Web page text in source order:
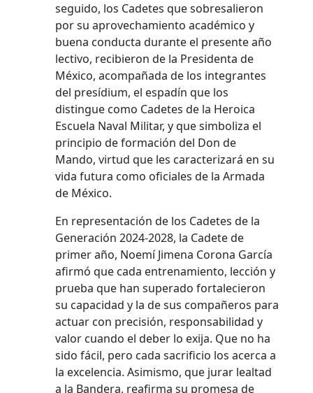
seguido, los Cadetes que sobresalieron
por su aprovechamiento académico y
buena conducta durante el presente año
lectivo, recibieron de la Presidenta de
México, acompañada de los integrantes
del presídium, el espadín que los
distingue como Cadetes de la Heroica
Escuela Naval Militar, y que simboliza el
principio de formación del Don de
Mando, virtud que les caracterizará en su
vida futura como oficiales de la Armada
de México.
En representación de los Cadetes de la
Generación 2024-2028, la Cadete de
primer año, Noemí Jimena Corona García
afirmó que cada entrenamiento, lección y
prueba que han superado fortalecieron
su capacidad y la de sus compañeros para
actuar con precisión, responsabilidad y
valor cuando el deber lo exija. Que no ha
sido fácil, pero cada sacrificio los acerca a
la excelencia. Asimismo, que jurar lealtad
a la Bandera, reafirma su promesa de